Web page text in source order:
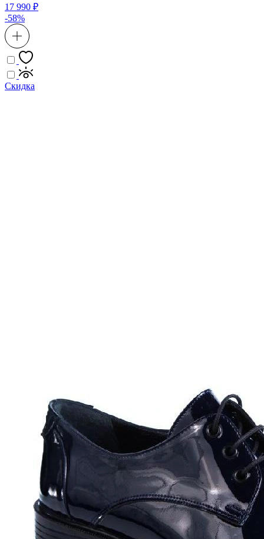
17 990 ₽
-58%
Скидка